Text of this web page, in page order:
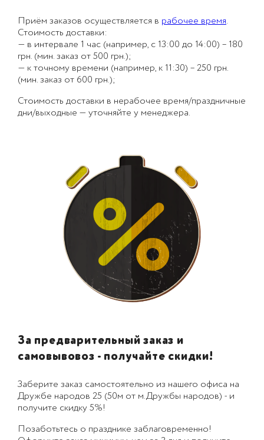
Приём заказов осуществляется в рабочее время.
Стоимость доставки:
— в интервале 1 час (например, с 13:00 до 14:00) – 180
грн. (мин. заказ от 500 грн.);
— к точному времени (например, к 11:30) – 250 грн.
(мин. заказ от 600 грн.);
Стоимость доставки в нерабочее время/праздничные
дни/выходные — уточняйте у менеджера.
За предварительный заказ и
самовывовоз - получайте скидки!
Заберите заказ самостоятельно из нашего офиса на
Дружбе народов 25 (50м от м.Дружбы народов) - и
получите скидку 5%!
Позаботьтесь о празднике заблаговременно!